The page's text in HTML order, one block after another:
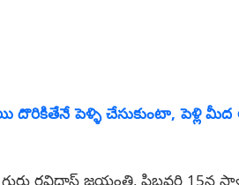
పెళ్ళి చేసుకుంటా, పెళ్లి మీద
గురు రవిదాస్ జయంతి, ఫిబ్రవరి